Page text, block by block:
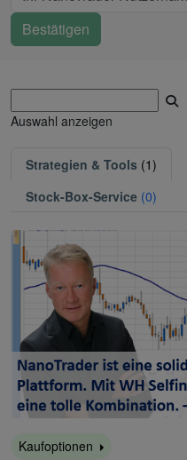
Auswahl anzeigen
Strategien & Tools (1)
Stock-Box-Service (0)
Kaufoptionen